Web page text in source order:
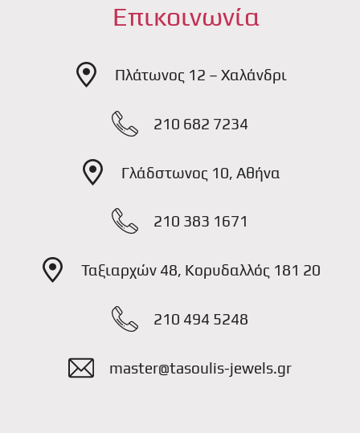
Επικοινωνία
Πλάτωνος 12 – Χαλάνδρι
210 682 7234
Γλάδστωνος 10, Αθήνα
210 383 1671
Ταξιαρχών 48, Κορυδαλλός 181 20
210 494 5248
master@tasoulis-jewels.gr